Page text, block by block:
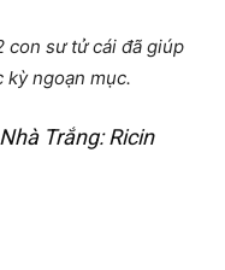
con sư tử cái đã giúp
kỳ ngoạn mục.
Trắng: Ricin